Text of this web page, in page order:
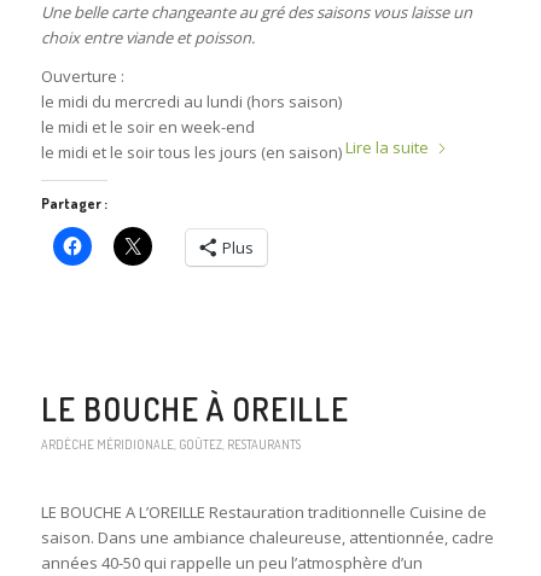
Une belle carte changeante au gré des saisons vous laisse un
choix entre viande et poisson.
Ouverture :
le midi du mercredi au lundi (hors saison)
le midi et le soir en week-end
le midi et le soir tous les jours (en saison)Lire la suite
Partager :
Plus
LE BOUCHE À OREILLE
ARDÈCHE MÉRIDIONALE, GOÛTEZ, RESTAURANTS
LE BOUCHE A L’OREILLE Restauration traditionnelle Cuisine de
saison. Dans une ambiance chaleureuse, attentionnée, cadre
années 40-50 qui rappelle un peu l’atmosphère d’un